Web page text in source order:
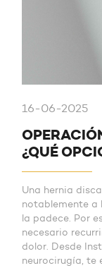
16-06-2025
¿QUÉ
Una hernia
notablemente a
la padece. Por
necesario
dolor. Desde
neurocirugía, te